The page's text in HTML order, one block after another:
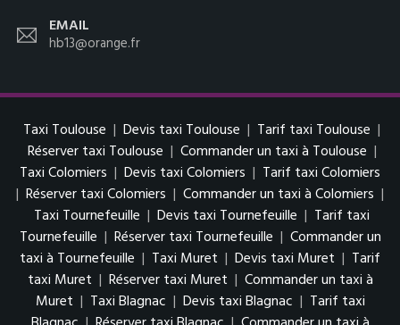
EMAIL
hb13@orange.fr
Taxi Toulouse | Devis taxi Toulouse | Tarif taxi Toulouse |
Réserver taxi Toulouse | Commander un taxi à Toulouse |
Taxi Colomiers | Devis taxi Colomiers | Tarif taxi Colomiers
| Réserver taxi Colomiers | Commander un taxi à Colomiers |
Taxi Tournefeuille | Devis taxi Tournefeuille | Tarif taxi
Tournefeuille | Réserver taxi Tournefeuille | Commander un
taxi à Tournefeuille | Taxi Muret | Devis taxi Muret | Tarif
taxi Muret | Réserver taxi Muret | Commander un taxi à
Muret | Taxi Blagnac | Devis taxi Blagnac | Tarif taxi